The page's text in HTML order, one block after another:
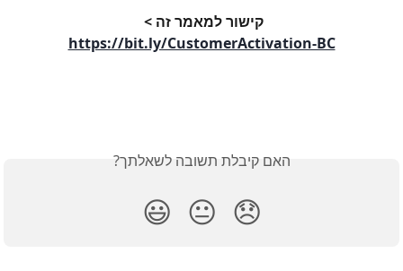
קישור למאמר זה >
https://bit.ly/CustomerActivation-BC
האם קיבלת תשובה לשאלתך?
😞
😐
😃